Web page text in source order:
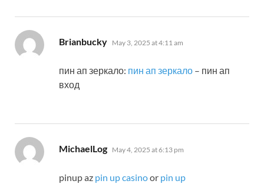
Brianbucky says:
May 3, 2025 at 4:11 am
пин ап зеркало: пин ап зеркало – пин ап
вход
MichaelLog says:
May 4, 2025 at 6:13 pm
pinup az pin up casinoor pin up